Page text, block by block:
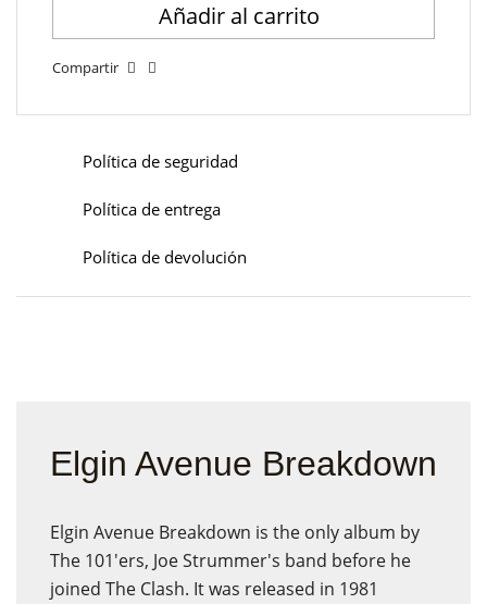
Añadir al carrito
Compartir
Política de seguridad
Política de entrega
Política de devolución
Elgin Avenue Breakdown
Elgin Avenue Breakdown is the only album by
The 101'ers, Joe Strummer's band before he
joined The Clash. It was released in 1981